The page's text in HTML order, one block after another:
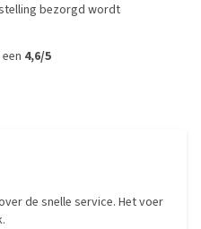
bezorgd wordt
4,6/5
de snelle service. Het voer